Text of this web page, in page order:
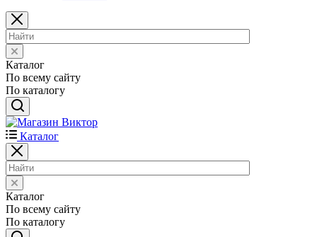
Каталог
По всему сайту
По каталогу
Каталог
Каталог
По всему сайту
По каталогу